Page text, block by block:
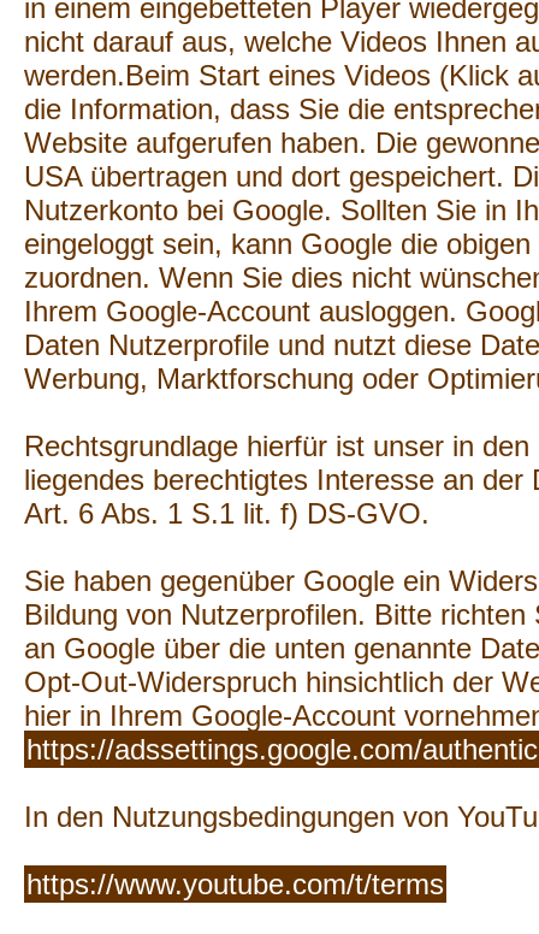
in einem eingebetteten Player
nicht darauf aus, welche Videos Ihnen
werden.Beim Start eines Videos (Klick
die Information, dass Sie die
Website aufgerufen haben. Die
USA übertragen und dort gespeichert.
Nutzerkonto bei Google. Sollten Sie in
eingeloggt sein, kann Google die
zuordnen. Wenn Sie dies nicht
Ihrem Google-Account ausloggen.
Daten Nutzerprofile und nutzt diese
Werbung, Marktforschung oder
Rechtsgrundlage hierfür ist unser in
liegendes berechtigtes Interesse an der
Art. 6 Abs. 1 S.1 lit. f) DS-GVO.
Sie haben gegenüber Google ein
Bildung von Nutzerprofilen. Bitte
an Google über die unten genannte
Opt-Out-Widerspruch hinsichtlich der
hier in Ihrem Google-Account
https://adssettings.google.com/
In den Nutzungsbedingungen von
https://www.youtube.com/t/terms